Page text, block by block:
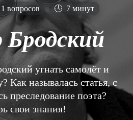
вопросов 🕓 7 минут
угнать самолёт и
Как называлась статья, с
преследование поэта?
свои знания!